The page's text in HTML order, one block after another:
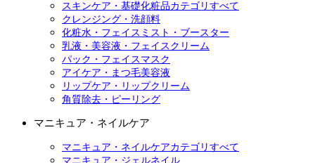
スキンケア・基礎化粧品カテゴリすべて
クレンジング・洗顔料
化粧水・フェイスミスト・ブースター
乳液・美容液・フェイスクリーム
パック・フェイスマスク
アイケア・まつ毛美容液
リップケア・リップクリーム
角質除去・ピーリング
マニキュア・ネイルケア
マニキュア・ネイルケアカテゴリすべて
マニキュア・ジェルネイル